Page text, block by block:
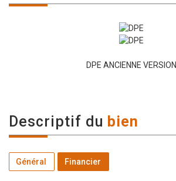
DPE ANCIENNE VERSION
descriptif du bien
Général Financier